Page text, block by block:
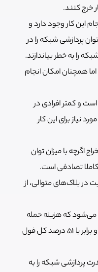
خرج کنند.
این کار وجود دارد و
بیش از 51 درصد توان پردازشی شبکه را در
را به خطر بیاندازند.
همچنان امکان انجام
بالا است و کمتر افرادی در
نیاز برای این کار
اگرچه با میزان توان
کاملا تصادفی است.
در بلاک‌های متوالی، از
می‌شود که هزینه حمله
به شبکه بیش از 51 درصد ماینرها و برابر با 51 درصد کل فول
51 درصد قدرت پردازشی شبکه را به